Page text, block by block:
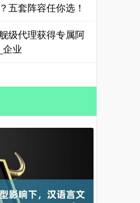
五套阵容任你选！
级代理获得专属阿
业